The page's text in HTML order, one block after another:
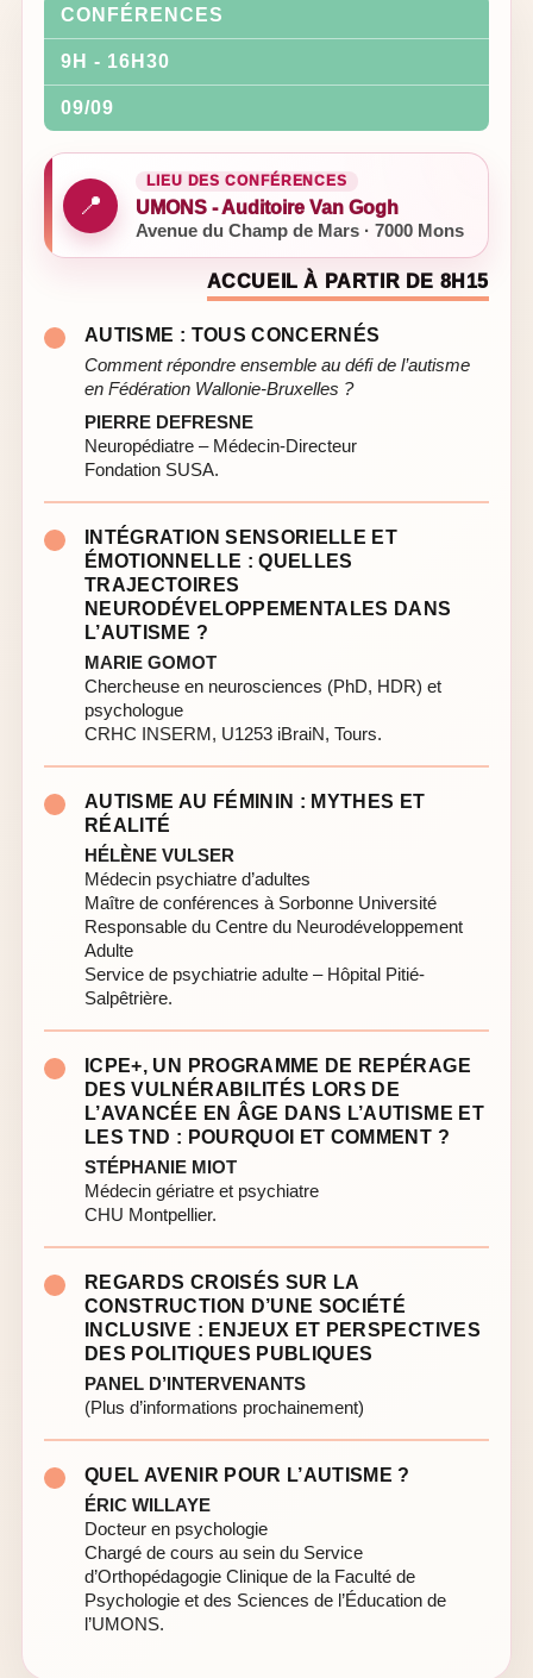
CONFÉRENCES
9H - 16H30
09/09
📍
LIEU DES CONFÉRENCES
UMONS - Auditoire Van Gogh
Avenue du Champ de Mars · 7000 Mons
ACCUEIL À PARTIR DE 8H15
AUTISME : TOUS CONCERNÉS
Comment répondre ensemble au défi de l’autisme
en Fédération Wallonie-Bruxelles ?
PIERRE DEFRESNE
Neuropédiatre – Médecin-Directeur
Fondation SUSA.
INTÉGRATION SENSORIELLE ET
ÉMOTIONNELLE : QUELLES
TRAJECTOIRES
NEURODÉVELOPPEMENTALES DANS
L’AUTISME ?
MARIE GOMOT
Chercheuse en neurosciences (PhD, HDR) et
psychologue
CRHC INSERM, U1253 iBraiN, Tours.
AUTISME AU FÉMININ : MYTHES ET
RÉALITÉ
HÉLÈNE VULSER
Médecin psychiatre d’adultes
Maître de conférences à Sorbonne Université
Responsable du Centre du Neurodéveloppement
Adulte
Service de psychiatrie adulte – Hôpital Pitié-
Salpêtrière.
ICPE+, UN PROGRAMME DE REPÉRAGE
DES VULNÉRABILITÉS LORS DE
L’AVANCÉE EN ÂGE DANS L’AUTISME ET
LES TND : POURQUOI ET COMMENT ?
STÉPHANIE MIOT
Médecin gériatre et psychiatre
CHU Montpellier.
REGARDS CROISÉS SUR LA
CONSTRUCTION D’UNE SOCIÉTÉ
INCLUSIVE : ENJEUX ET PERSPECTIVES
DES POLITIQUES PUBLIQUES
PANEL D’INTERVENANTS
(Plus d’informations prochainement)
QUEL AVENIR POUR L’AUTISME ?
ÉRIC WILLAYE
Docteur en psychologie
Chargé de cours au sein du Service
d’Orthopédagogie Clinique de la Faculté de
Psychologie et des Sciences de l’Éducation de
l’UMONS.